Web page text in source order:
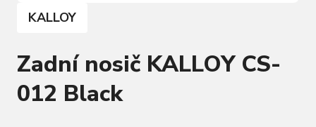
KALLOY
Zadní nosič KALLOY CS-
012 Black